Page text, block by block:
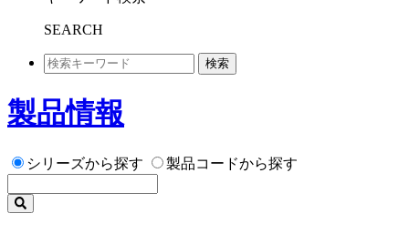
SEARCH
検索
製品情報
シリーズから探す 製品コードから探す